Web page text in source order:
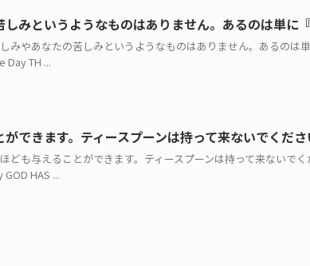
みというようなものはありません。あるのは単に『
みやあなたの苦しみというようなものはありません。あるのは
Day TH ...
できます。ティースプーンは持って来ないでくださ
ども与えることができます。ティースプーンは持って来ないで
GOD HAS ...